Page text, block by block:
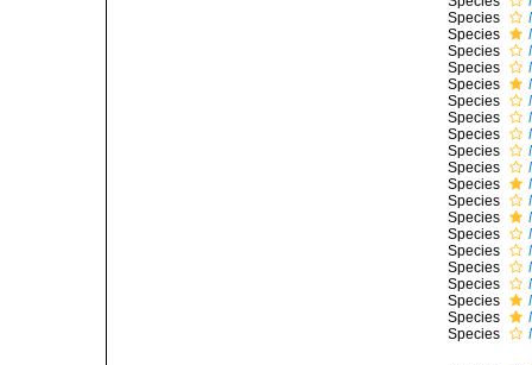
Species
Species
Species
Species
Species
Species
Species
Species
Species
Species
Species
Species
Species
Species
Species
Species
Species
Species
Species
Species